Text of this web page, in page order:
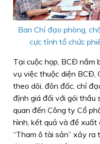
Ban Chỉ đạo phòng,
cực tỉnh tổ chức
Tại cuộc họp, BCĐ nắm
vụ việc thuộc diện BCĐ,
theo dõi, đôn đốc, chỉ
định giá đối với gói thầu
quan đến Công ty Cổ
hình, kết quả và đề
“Tham ô tài sản” xảy ra